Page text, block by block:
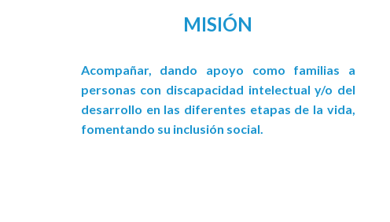
MISIÓN
Acompañar, dando apoyo como familias a
personas con discapacidad intelectual y/o del
desarrollo en las diferentes etapas de la vida,
fomentando su inclusión social.